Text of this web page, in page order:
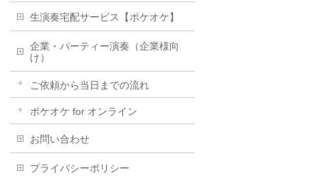
生演奏宅配サービス【ポケオケ】
企業・パーティー演奏（企業様向
け）
ご依頼から当日までの流れ
ポケオケ for オンライン
お問い合わせ
プライバシーポリシー